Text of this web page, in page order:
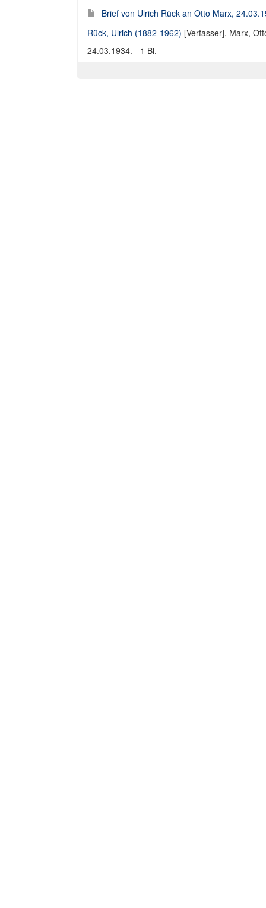
Brief von Ulrich Rück an Otto Marx,
Rück, Ulrich (1882-1962) [Verfasser], Marx,
24.03.1934. - 1 Bl.